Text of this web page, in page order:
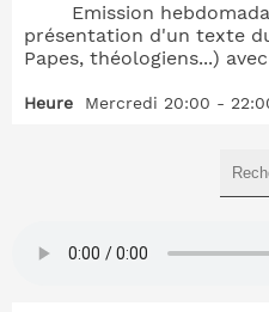
Emission
présentation d'un texte
Papes, théologiens...)
Heure Mercredi 20:00 -